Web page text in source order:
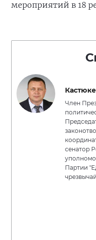
мероприятий в 18
Член
сенатор
Партии